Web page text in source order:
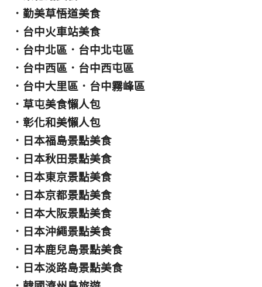
． 勤美草悟道美食
． 台中火車站美食
． 台中北區 ． 台中北屯區
． 台中西區 ． 台中西屯區
． 台中大里區 ． 台中霧峰區
． 草屯美食懶人包
． 彰化和美懶人包
． 日本福島景點美食
． 日本秋田景點美食
． 日本東京景點美食
． 日本京都景點美食
． 日本大阪景點美食
． 日本沖繩景點美食
． 日本鹿兒島景點美食
． 日本淡路島景點美食